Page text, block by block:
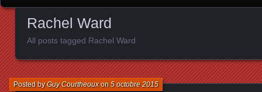
Rachel Ward
All posts tagged Rachel Ward
Posted byGuy Courtheouxon5 octobre 2015